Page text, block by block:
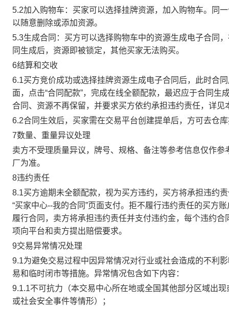
5.2加入购物车：买家可以选择挂牌资源，加入购物车。同
以随意删除或添加资源。
5.3生成合同：买方可以选择购物车中的资源生成电子合同
同生成后，资源即被锁定，其他买家无法购买。
6结算和交收
6.1买方竞价成功或选择挂牌资源生成电子合同后，此时合
面，点击“合同配款”，完成在线全额配款，最迟应于合同
合同、资源不再保留，并要求买方依约承担违约责任，详见
6.2合同生效后，买家需在交易平台创建提单后，方可去仓
7数量、重量异议处理
卖方不受理质量异议，牌号、规格、备注等参考信息仅作
厂为准。
8违约责任
8.1买方逾期未全额配款，视为买方违约，买方将承担违约
“买家中心--我的合同”页面支付。拒不履行违约责任的买方
履行合同，卖方将承担违约责任并支付违约金，每个违约
项向平台和卖方提出赔偿要求。
9交易异常情况处理
9.1为避免交易过程中因异常情况对行业或社会造成的不利
易和临时闭市等措施。异常情况包含如下内容：
9.1.1不可抗力（本交易中心所在地或全国其他部分区域出
或社会安全事件等情形）；